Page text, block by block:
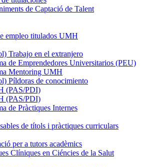
de Captació de Talent
empleo titulados UMH
Trabajo en el extranjero
de Emprendedores Universitarios (PEU)
Mentoring UMH
Píldoras de conocimiento
(PAS/PDI)
(PAS/PDI)
de Pràctiques Internes
de títols i pràctiques curriculars
per a tutors acadèmics
Clíniques en Ciéncies de la Salut